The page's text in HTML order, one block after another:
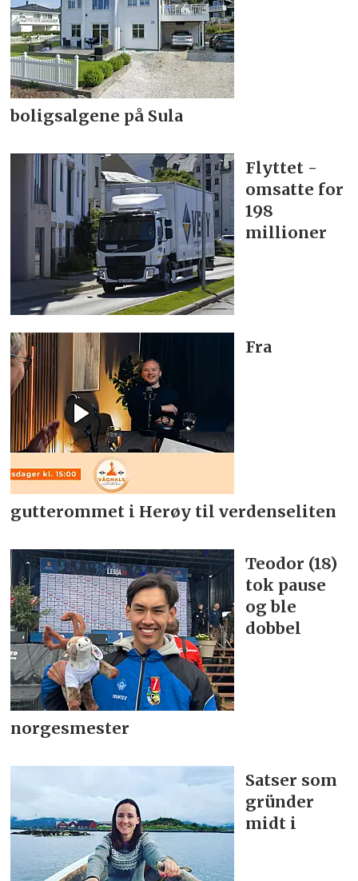
boligsalgene på Sula
Flyttet -
omsatte for
198
millioner
Fra
gutterommet i Herøy til verdenseliten
Teodor (18)
tok pause
og ble
dobbel
norgesmester
Satser som
gründer
midt i